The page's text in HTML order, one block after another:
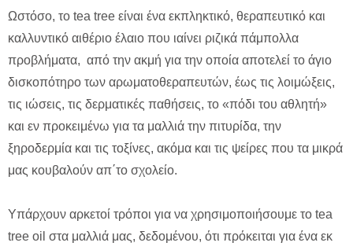
Ωστόσο, το tea tree είναι ένα εκπληκτικό, θεραπευτικό και
καλλυντικό αιθέριο έλαιο που ιαίνει ριζικά πάμπολλα
προβλήματα, από την ακμή για την οποία αποτελεί το άγιο
δισκοπότηρο των αρωματοθεραπευτών, έως τις λοιμώξεις,
τις ιώσεις, τις δερματικές παθήσεις, το «πόδι του αθλητή»
και εν προκειμένω για τα μαλλιά την πιτυρίδα, την
ξηροδερμία και τις τοξίνες, ακόμα και τις ψείρες που τα μικρά
μας κουβαλούν απ΄το σχολείο.
Υπάρχουν αρκετοί τρόποι για να χρησιμοποιήσουμε το tea
tree oil στα μαλλιά μας, δεδομένου, ότι πρόκειται για ένα εκ